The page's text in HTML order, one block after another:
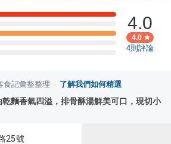
4.0
4.0
4則評論
食記彙整整理 · 了解我們如何精選
麵香氣四溢，排骨酥湯鮮美可口，現切小
25號